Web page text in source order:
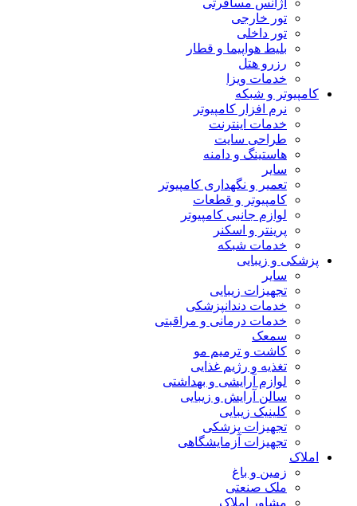
آژانس مسافرتی
تور خارجی
تور داخلی
بلیط هواپیما و قطار
رزرو هتل
خدمات ویزا
کامپیوتر و شبکه
نرم افزار کامپیوتر
خدمات اینترنت
طراحی سایت
هاستینگ و دامنه
سایر
تعمیر و نگهداری کامپیوتر
کامپیوتر و قطعات
لوازم جانبی کامپیوتر
پرینتر و اسکنر
خدمات شبکه
پزشکی و زیبایی
سایر
تجهیزات زیبایی
خدمات دندانپزشکی
خدمات درمانی و مراقبتی
سمعک
کاشت و ترمیم مو
تغذیه و رژیم غذایی
لوازم آرایشی و بهداشتی
سالن آرایش و زیبایی
کلینیک زیبایی
تجهیزات پزشکی
تجهیزات آزمایشگاهی
املاک
زمین و باغ
ملک صنعتی
مشاور املاک